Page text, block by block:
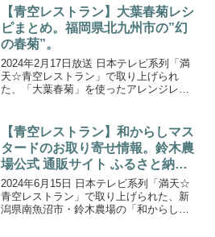
今回の食材「三年子（さんねんご）花ら
っきょう」は、...
【青空レストラン】大葉春菊レシ
ピまとめ。福岡県北九州市の”幻
の春菊”。
2024年2月17日放送 日本テレビ系列「満
天☆青空レストラン」で取り上げられ
た、「大葉春菊」を使ったアレンジレシ
「大葉春菊」です。春菊なのに葉っぱが
丸い！えぐみが少な...
【青空レストラン】和からしマス
タードのお取り寄せ情報。鈴木農
場公式 通販サイト ふるさと納税
各種紹介！
2024年6月15日 日本テレビ系列「満天☆
青空レストラン」で取り上げられた、新
潟県南魚沼市・鈴木農場の「和からしマ